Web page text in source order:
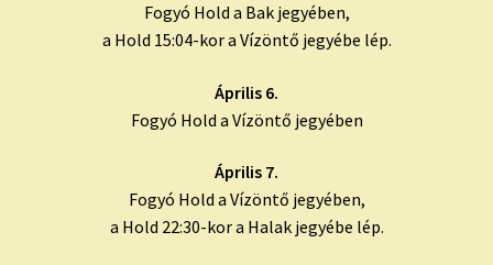
Fogyó Hold a Bak jegyében,
a Hold 15:04-kor a Vízöntő jegyébe lép.
Április 6.
Fogyó Hold a Vízöntő jegyében
Április 7.
Fogyó Hold a Vízöntő jegyében,
a Hold 22:30-kor a Halak jegyébe lép.